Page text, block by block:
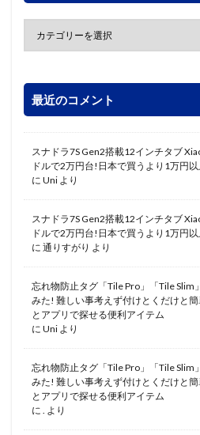
最近のコメント
スナドラ7S Gen2搭載12インチタブ
ドルで2万円台!日本で買うより1万円
に Uni より
スナドラ7S Gen2搭載12インチタブ
ドルで2万円台!日本で買うより1万円
に 通りすがり より
忘れ物防止タグ「Tile Pro」「Tile Slim
みた! 難しい事考えず付けとくだけと
とアプリで探せる便利アイテム
に Uni より
忘れ物防止タグ「Tile Pro」「Tile Slim
みた! 難しい事考えず付けとくだけと
とアプリで探せる便利アイテム
に
より